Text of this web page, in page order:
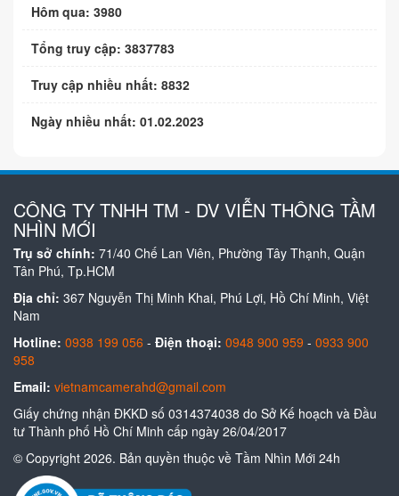
Hôm qua: 3980
Tổng truy cập: 3837783
Truy cập nhiều nhất: 8832
Ngày nhiều nhất: 01.02.2023
CÔNG TY TNHH TM - DV VIỄN THÔNG TẦM
NHÌN MỚI
Trụ sở chính: 71/40 Chế Lan Viên, Phường Tây Thạnh, Quận
Tân Phú, Tp.HCM
Địa chỉ: 367 Nguyễn Thị Minh Khai, Phú Lợi, Hồ Chí Minh, Việt
Nam
Hotline: 0938 199 056 - Điện thoại: 0948 900 959 - 0933 900
958
Email: vietnamcamerahd@gmail.com
Giấy chứng nhận ĐKKD số 0314374038 do Sở Kế hoạch và Đầu
tư Thành phố Hồ Chí Minh cấp ngày 26/04/2017
© Copyright 2026. Bản quyền thuộc về Tầm Nhìn Mới 24h